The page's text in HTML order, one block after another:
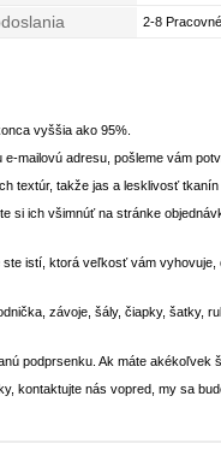
2-8 Pracovné
vyššia ako 95%.
mailovú adresu, pošleme vám
textúr, takže jas a lesklivosť
si ich všimnúť na stránke
istí, ktorá veľkosť vám
závoje, šály, čiapky, šatky,
podprsenku. Ak máte akékoľvek
kontaktujte nás vopred, my sa